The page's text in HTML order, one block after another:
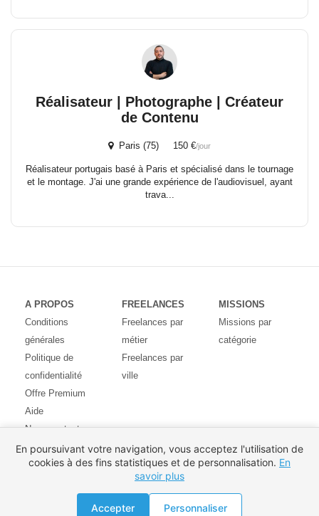
Réalisateur | Photographe | Créateur
de Contenu
Paris (75) 150 €/jour
Réalisateur portugais basé à Paris et spécialisé dans le tournage
et le montage. J'ai une grande expérience de l'audiovisuel, ayant
trava...
Proposer une mission
A PROPOS
Conditions
générales
Politique de
confidentialité
Offre Premium
Aide
Nous contacter
Avis des
utilisateurs
FREELANCES
Freelances par
métier
Freelances par
ville
MISSIONS
Missions par
catégorie
En poursuivant votre navigation, vous acceptez l'utilisation de
cookies à des fins statistiques et de personnalisation. En
savoir plus
Accepter Personnaliser